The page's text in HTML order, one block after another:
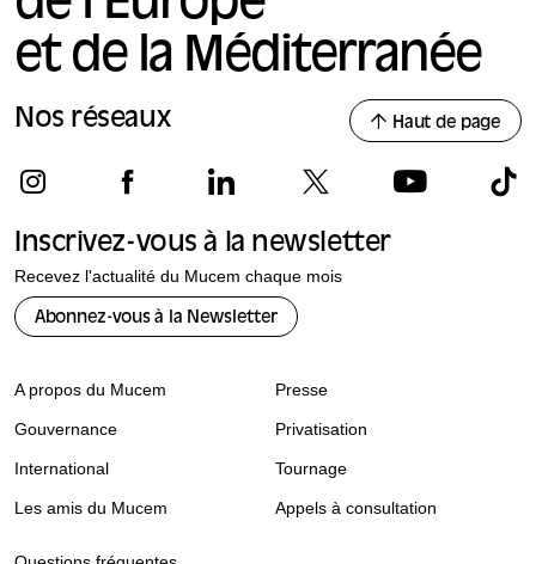
et de la Méditerranée
Nos réseaux Haut de page
Inscrivez-vous à la newsletter
Recevez l'actualité du Mucem chaque mois
Abonnez-vous à la Newsletter
A propos du Mucem
Gouvernance
International
Les amis du Mucem
Presse
Privatisation
Tournage
Appels à consultation